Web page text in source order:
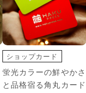
ショップカード
名刺・カード
変形カード
蛍光カラーの鮮やかさ
と品格宿る角丸カード